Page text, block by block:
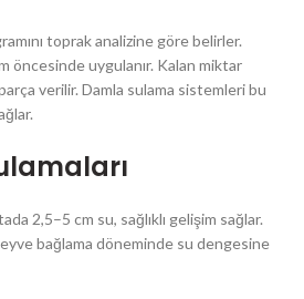
toprak analizine göre belirler.
öncesinde uygulanır. Kalan miktar
verilir. Damla sulama sistemleri bu
2,5–5 cm su, sağlıklı gelişim sağlar.
bağlama döneminde su dengesine